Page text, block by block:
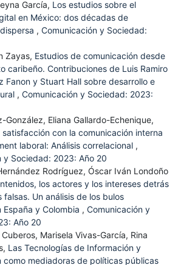
García, Los estudios sobre el
en México: dos décadas de
, Comunicación y Sociedad:
Zayas, Estudios de comunicación desde
caribeño. Contribuciones de Luis Ramiro
Fanon y Stuart Hall sobre desarrollo e
, Comunicación y Sociedad: 2023:
González, Eliana Gallardo-Echenique,
con la comunicación interna
laboral: Análisis correlacional ,
y Sociedad: 2023: Año 20
Rodríguez, Óscar Iván Londoño
los actores y los intereses detrás
falsas. Un análisis de los bulos
y Colombia , Comunicación y
Año 20
Marisela Vivas-García, Rina
Las Tecnologías de Información y
como mediadoras de políticas públicas